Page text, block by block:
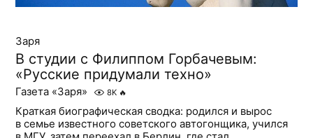
Заря
В студии с Филиппом Горбачевым:
«Русские придумали техно»
Газета «Заря» 8K 🔥
Краткая биографическая сводка: родился и вырос
в семье известного советского автогонщика, учился